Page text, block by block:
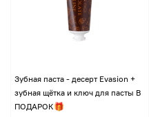
Зубная паста - десерт Evasion +
зубная щётка и ключ для пасты В
ПОДАРОК🎁